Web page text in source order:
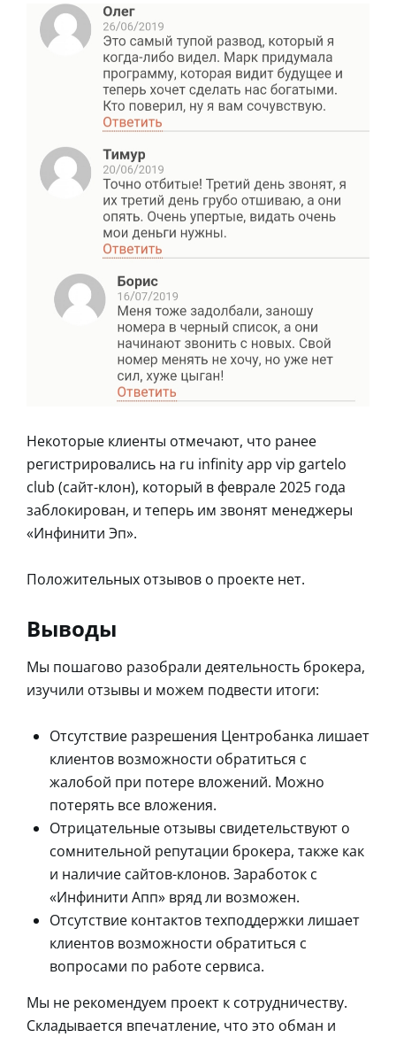
Некоторые клиенты отмечают, что ранее
регистрировались на ru infinity app vip gartelo
club (сайт-клон), который в феврале 2025 года
заблокирован, и теперь им звонят менеджеры
«Инфинити Эп».
Положительных отзывов о проекте нет.
Выводы
Мы пошагово разобрали деятельность брокера,
изучили отзывы и можем подвести итоги:
Отсутствие разрешения Центробанка лишает
клиентов возможности обратиться с
жалобой при потере вложений. Можно
потерять все вложения.
Отрицательные отзывы свидетельствуют о
сомнительной репутации брокера, также как
и наличие сайтов-клонов. Заработок с
«Инфинити Апп» вряд ли возможен.
Отсутствие контактов техподдержки лишает
клиентов возможности обратиться с
вопросами по работе сервиса.
Мы не рекомендуем проект к сотрудничеству.
Складывается впечатление, что это обман и